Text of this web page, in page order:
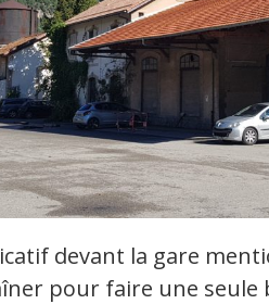
devant la gare
pour faire une